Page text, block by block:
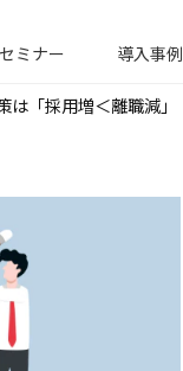
セミナー 導入事例
「採用増＜離職減」